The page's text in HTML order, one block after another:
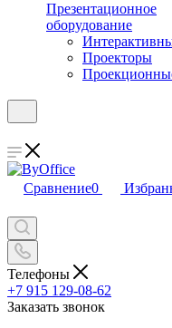
Презентационное
оборудование
Проекторы
Сравнение0
Телефоны
+7 915 129-08-62
Заказать звонок